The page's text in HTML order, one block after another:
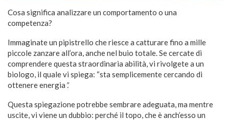
Cosa significa analizzare un comportamento o una
competenza?
Immaginate un pipistrello che riesce a catturare fino a mille
piccole zanzare all’ora, anche nel buio totale. Se cercate di
comprendere questa straordinaria abilità, vi rivolgete a un
biologo, il quale vi spiega: “sta semplicemente cercando di
ottenere energia”.
Questa spiegazione potrebbe sembrare adeguata, ma mentre
uscite, vi viene un dubbio: perché il topo, che è anch’esso un